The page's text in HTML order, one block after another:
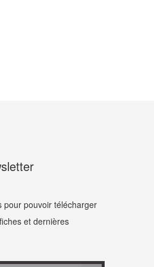
pour pouvoir télécharger
et dernières